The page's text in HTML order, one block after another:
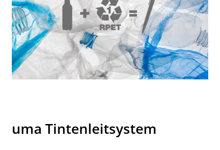
uma Tintenleitsystem